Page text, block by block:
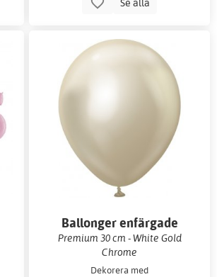
Ballonger enfärgade
Premium 30 cm - White Gold
Chrome
Dekorera med